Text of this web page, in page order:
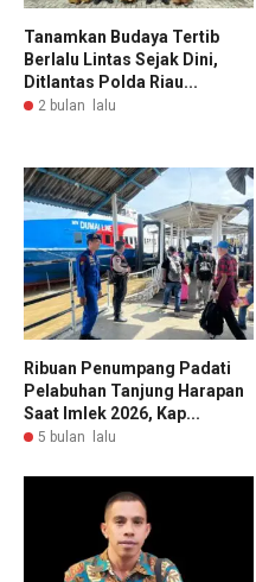
Tanamkan Budaya Tertib
Berlalu Lintas Sejak Dini,
Ditlantas Polda Riau...
2 bulan lalu
Ribuan Penumpang Padati
Pelabuhan Tanjung Harapan
Saat Imlek 2026, Kap...
5 bulan lalu